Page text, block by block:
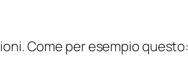
Come per esempio questo: